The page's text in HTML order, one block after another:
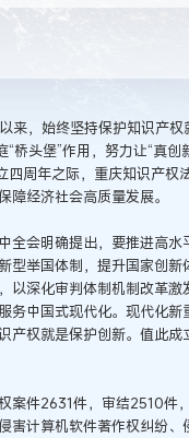
来，始终坚持保护知识产
头堡”作用，努力让“真创
四周年之际，重庆知识产
经济社会高质量发展。
全会明确提出，要推进高
型举国体制，提升国家创
以深化审判体制机制改革
务中国式现代化。现代化
产权就是保护创新。值此
案件2631件，审结2510件
害计算机软件著作权纠纷